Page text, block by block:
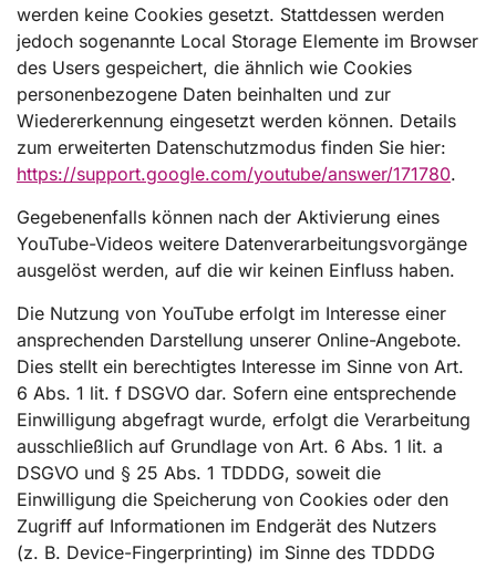
werden keine Cookies gesetzt. Stattdessen werden
jedoch sogenannte Local Storage Elemente im Browser
des Users gespeichert, die ähnlich wie Cookies
personenbezogene Daten beinhalten und zur
Wiedererkennung eingesetzt werden können. Details
zum erweiterten Datenschutzmodus finden Sie hier:
https://support.google.com/youtube/answer/171780.
Gegebenenfalls können nach der Aktivierung eines
YouTube-Videos weitere Datenverarbeitungsvorgänge
ausgelöst werden, auf die wir keinen Einfluss haben.
Die Nutzung von YouTube erfolgt im Interesse einer
ansprechenden Darstellung unserer Online-Angebote.
Dies stellt ein berechtigtes Interesse im Sinne von Art.
6 Abs. 1 lit. f DSGVO dar. Sofern eine entsprechende
Einwilligung abgefragt wurde, erfolgt die Verarbeitung
ausschließlich auf Grundlage von Art. 6 Abs. 1 lit. a
DSGVO und § 25 Abs. 1 TDDDG, soweit die
Einwilligung die Speicherung von Cookies oder den
Zugriff auf Informationen im Endgerät des Nutzers
(z. B. Device-Fingerprinting) im Sinne des TDDDG